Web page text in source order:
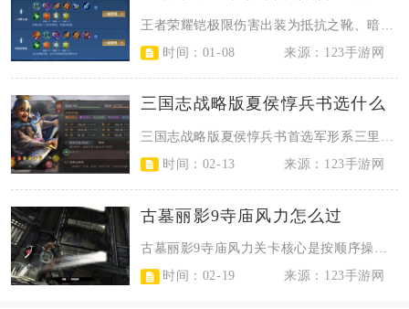
时间：01-08
来源：123手游网
三国志战略版夏侯惇兵书选什么
时间：02-13
来源：123手游网
古墓丽影9寺庙风力怎么过
古墓丽影9寺庙风力关卡核心是按顺序操控两处风力机关：先在登基大殿关闭侧窗、等...
时间：02-19
来源：123手游网